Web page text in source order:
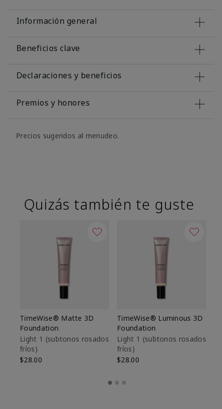
Información general
Beneficios clave
Declaraciones y beneficios
Premios y honores
Precios sugeridos al menudeo.
Quizás también te guste
TimeWise® Matte 3D
Foundation
Light 1​ (subtonos rosados
fríos)
$28.00
TimeWise® Luminous 3D
Foundation
Light 1​ (subtonos rosados
fríos)
$28.00